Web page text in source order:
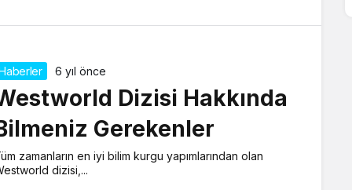
6 yıl önce
Dizisi Hakkında
Gerekenler
zamanların en iyi bilim kurgu yapımlarından olan
dizisi,...